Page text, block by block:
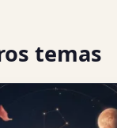
temas